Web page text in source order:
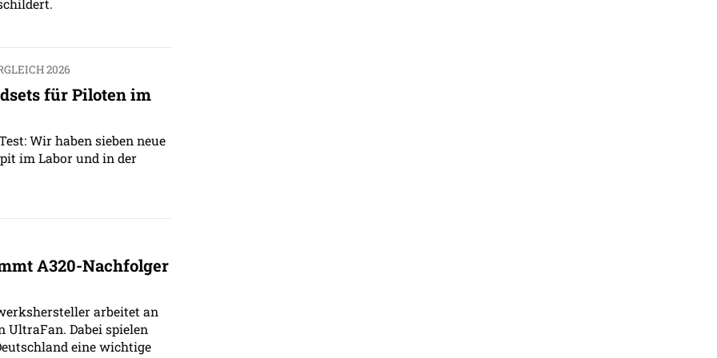
2026
für Piloten im
Wir haben sieben neue
im Labor und in der
A320-Nachfolger
arbeitet an
UltraFan. Dabei spielen
eine wichtige